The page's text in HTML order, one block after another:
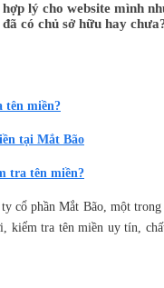
lý cho website mình
có chủ sở hữu hay
tên miền?
tại Mắt Bão
tra tên miền?
cổ phần Mắt Bão, một trong
kiểm tra tên miền uy tín,